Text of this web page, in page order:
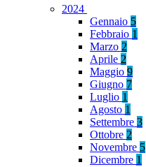
2024
Gennaio 5
Febbraio 1
Marzo 2
Aprile 2
Maggio 9
Giugno 7
Luglio 1
Agosto 1
Settembre 3
Ottobre 2
Novembre 5
Dicembre 1